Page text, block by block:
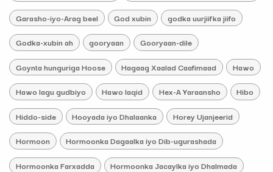
Garasho-iyo-Arag beel God xubin godka uurjiifka jiifo
Godka-xubin ah gooryaan Gooryaan-dile
Goynta hunguriga Hoose Hagaag Xaalad Caafimaad Hawo
Hawo lagu gudbiyo Hawo laqid Hex-A Yaraansho Hibo
Hiddo-side Hooyada iyo Dhalaanka Horey Ujanjeerid
Hormoon Hormoonka Dagaalka iyo Dib-ugurashada
Hormoonka Farxadda Hormoonka Jacaylka iyo Dhalmada